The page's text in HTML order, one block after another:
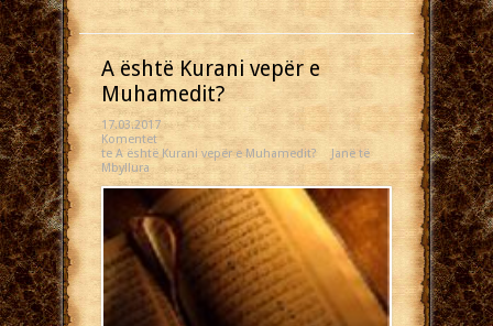
A është Kurani vepër e
Muhamedit?
17.03.2017
Komentet
te A është Kurani vepër e Muhamedit?
Janë të
Mbyllura